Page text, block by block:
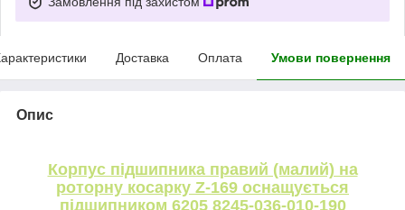
Доставка Оплата Умови повернення
Опис
Корпус підшипника правий (малий) на
роторну косарку Z-169 оснащується
підшипником 6205 8245-036-010-190